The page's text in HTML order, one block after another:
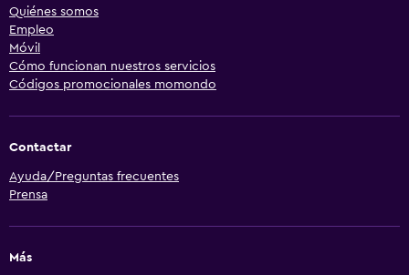
Quiénes somos
Empleo
Móvil
Cómo funcionan nuestros servicios
Códigos promocionales momondo
Contactar
Ayuda/Preguntas frecuentes
Prensa
Más